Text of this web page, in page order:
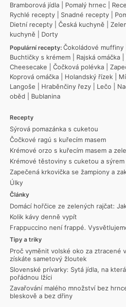
Bramborová jídla
Pomalý hrnec
Rychlé recepty
Snadné recepty
Dietní recepty
Česká kuchyně
kuchyně
Dorty
Populární recepty: Čokoládové muffiny
Buchtičky s krémem
Rajská omáčka
Cheesecake
Čočková polévka
Koprová omáčka
Holandský řízek
Langoše
Hraběnčiny řezy Lečo
oběd
Bublanina
Recepty
Sýrová pomazánka s cuketou
Čočkové ragú s kuřecím masem
Krémové orzo s kuřecím masem a
Krémové těstoviny s cuketou a sýrem
Zapečená krkovička se žampiony a
Úlky
Články
Domácí hořčice ze zelených rajčat:
Kolik kávy denně vypít
Frappuccino není frappé.
Tipy a triky
Proč vyměnit volské oko za ztracené
získáte sametový žloutek
Slovenské prívarky: Sytá jídla, na
pořádnou lžíci
Zavařování malého množství bez
bleskově a bez dřiny